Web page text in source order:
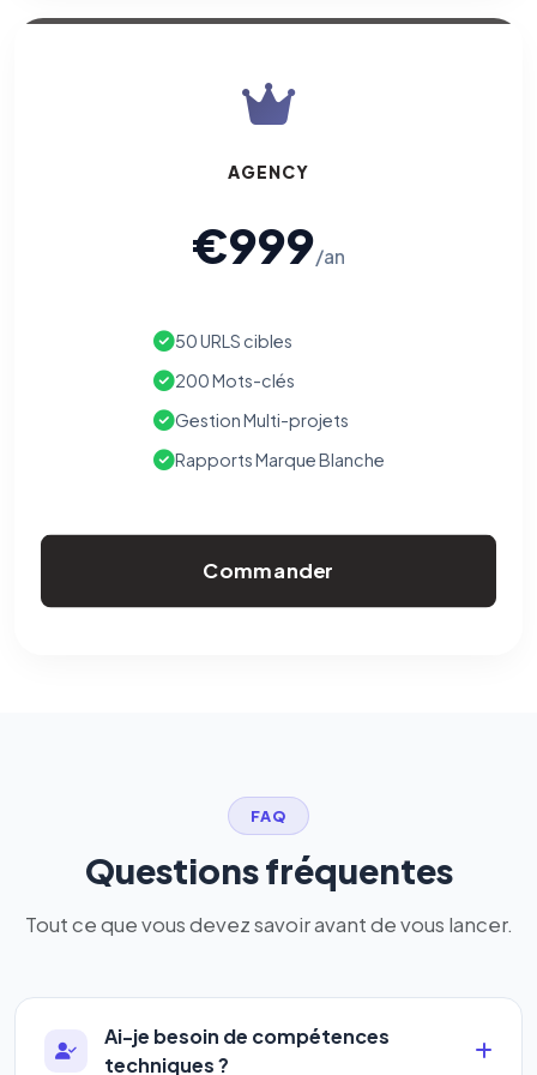
AGENCY
€999/an
50 URLS cibles
200 Mots-clés
Gestion Multi-projets
Rapports Marque Blanche
Commander
FAQ
Questions fréquentes
Tout ce que vous devez savoir avant de vous lancer.
Ai-je besoin de compétences
techniques ?